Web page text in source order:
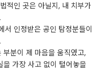
적인 곳은 아닐지, 내 치부가
서 인정받은 공인 탐정분들이
분이 제 마음을 움직였고,
가장 사고 없이 털어놓을